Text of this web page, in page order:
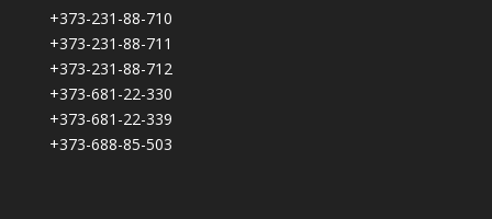
+373-231-88-710
+373-231-88-711
+373-231-88-712
+373-681-22-330
+373-681-22-339
+373-688-85-503